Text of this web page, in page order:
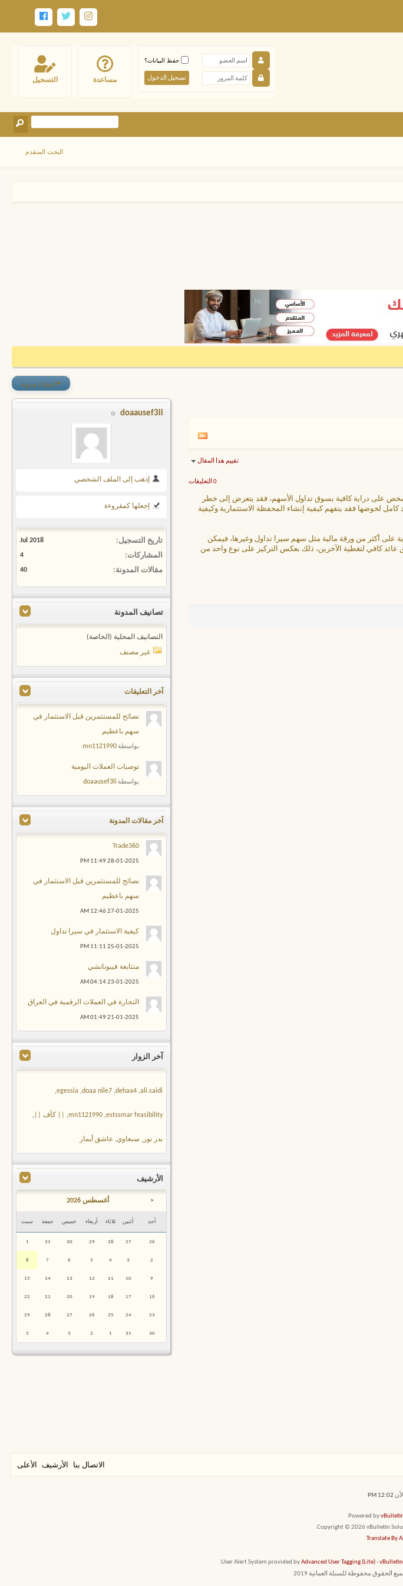
التسجيل مساعدة
حفظ البيانات؟
البحث المتقدم
تقييم هذا المقال
0 التعليقات
على دراية كافية بسوق تداول الأسهم، فقد يتعرض إلى خطر
لخوضها فقد يتفهم كيفية إنشاء المحفظة الاستثمارية وكيفية
على أكثر من ورقة مالية مثل سهم سيرا تداول وغيرها، فيمكن
كافي لتغطية الآخرين، ذلك بعكس التركيز على نوع واحد من
+ إنشاء مدونة
doaausef3li
إذهب إلى الملف الشخصي
إجعلها كمقروءة
تاريخ التسجيل Jul 2018
المشاركات 4
مقالات المدونة 40
تصانيف المدونة
التصانيف المحلية (الخاصة)
غير مصنف
آخر التعليقات
نصائح للمستثمرين قبل الاستثمار في
سهم باعظيم
بواسطةmn1121990
توصيات العملات اليومية
بواسطة doaausef3li
آخر مقالات المدونة
Trade360
28-01-2025
11:49 PM
نصائح للمستثمرين قبل الاستثمار في
سهم باعظيم
27-01-2025
12:46 AM
كيفية الاستثمار في سيرا تداول
25-01-2025
11:11 PM
متتابعة فيبوناتشي
23-01-2025
04:14 AM
التجارة في العملات الرقمية في العراق
21-01-2025
01:49 AM
آخر الزوار
ali.saidi
,
dehaa4
,
doaa nile7
,
egessia
,
estssmar feasibility
,
mn1121990
, || كآف || ,
بدر نور , سبعاوي, عاشق أيمار
الأرشيف
< أغسطس 2026
أحد أثنين ثلاثاء أربعاء خميس جمعة سبت
26
27
28
29
30
31
1
2
3
4
5
6
7
8
9
10
11
12
13
14
15
16
17
18
19
20
21
22
23
24
25
26
27
28
29
30
31
1
2
3
4
5
الاتصال بنا الأرشيف الأعلى
12:02 PM
Powered by
Copyright © 2026 vBulletin
Translate By
User Alert System provided byAdvanced User Tagging (Lite)-
محفوظة للسبلة العمانية 2019